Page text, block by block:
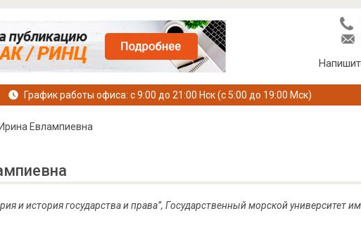
График работы офиса: с 9:00 до 21:00 Нск (с 5:00 до 19:00 Мск)
Евлампиевна
и история государства и права”, Государственный морской университет